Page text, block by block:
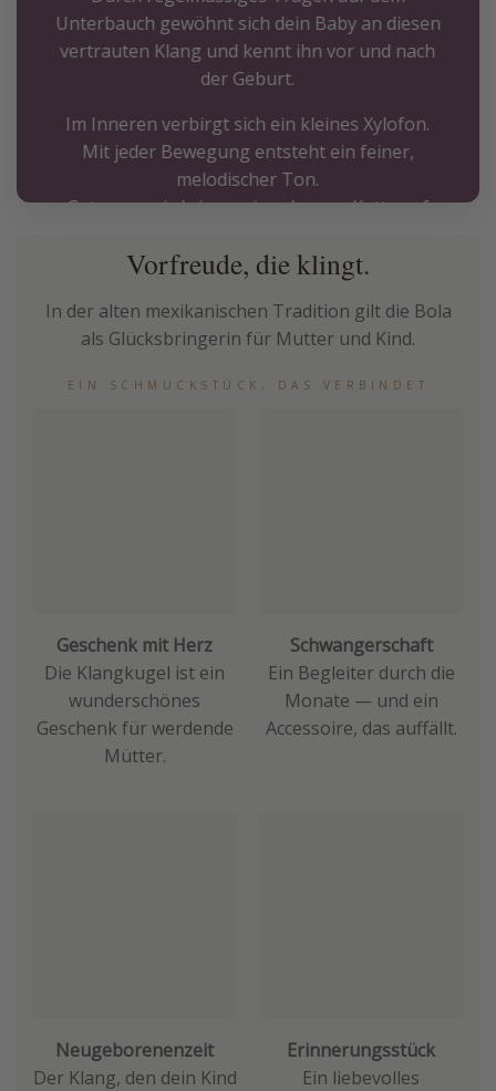
Unterbauch gewöhnt sich dein Baby an diesen
vertrauten Klang und kennt ihn vor und nach
der Geburt.
Im Inneren verbirgt sich ein kleines Xylofon.
Mit jeder Bewegung entsteht ein feiner,
melodischer Ton.
Getragen wird sie an einer langen Kette auf
schon vor der Geburt.
Vorfreude, die klingt.
In der alten mexikanischen Tradition gilt die Bola
als Glücksbringerin für Mutter und Kind.
EIN SCHMUCKSTÜCK, DAS VERBINDET
Geschenk mit Herz
Die Klangkugel ist ein
wunderschönes
Geschenk für werdende
Mütter.
Schwangerschaft
Ein Begleiter durch die
Monate — und ein
Accessoire, das auffällt.
Neugeborenenzeit
Der Klang, den dein Kind
Erinnerungsstück
Ein liebevolles